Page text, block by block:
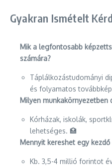
Gyakran Ismételt
Mik a legfontosabb
számára?
Táplálkozástudományi
és folyamatos
Milyen
Kórházak, iskolák,
lehetséges. 🏥
Mennyit kereshet egy
Kb. 3,5-4 millió forintot